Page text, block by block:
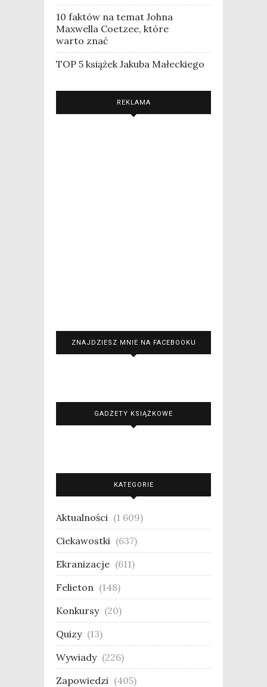
10 faktów na temat Johna
Maxwella Coetzee, które
warto znać
TOP 5 książek Jakuba Małeckiego
REKLAMA
ZNAJDZIESZ MNIE NA FACEBOOKU
GADŻETY KSIĄŻKOWE
KATEGORIE
Aktualności (1 609)
Ciekawostki (637)
Ekranizacje (611)
Felieton (148)
Konkursy (20)
Quizy (13)
Wywiady (226)
Zapowiedzi (405)